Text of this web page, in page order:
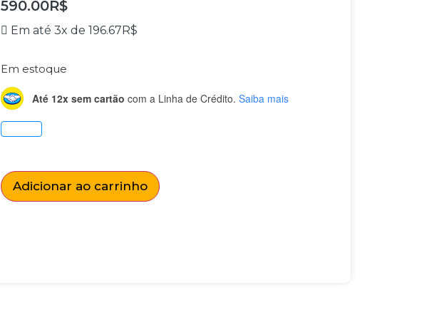
590.00R$
Em até 3x de 196.67 R$
Em estoque
Até 12x sem cartão com a Linha de Crédito. Saiba mais
Adicionar ao carrinho